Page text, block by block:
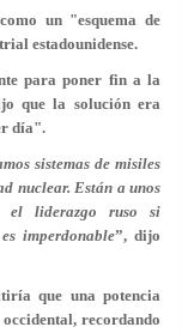
un "esquema de
estadounidense.
para poner fin a la
que la solución era
día".
sistemas de misiles
nuclear. Están a unos
el liderazgo ruso si
imperdonable”, dijo
que una potencia
recordando